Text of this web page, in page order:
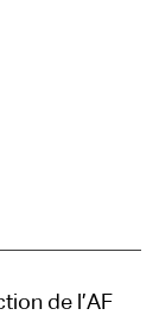
de l’AF